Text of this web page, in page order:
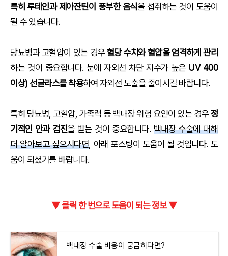
특히 루테인과 제아잔틴이 풍부한 음식을 섭취하는 것이 도움이
될 수 있습니다.
당뇨병과 고혈압이 있는 경우혈당 수치와 혈압을 엄격하게 관리
하는 것이 중요합니다. 눈에 자외선 차단 지수가 높은 UV 400
이상) 선글라스를 착용하여 자외선 노출을 줄이시길 바랍니다.
특히 당뇨병, 고혈압, 가족력 등 백내장 위험 요인이 있는 경우정
기적인 안과 검진을 받는 것이 중요합니다. 백내장 수술에 대해
더 알아보고 싶으시다면, 아래 포스팅이 도움이 될 것입니다. 도
움이 되셨기를 바랍니다.
▼ 클릭 한 번으로 도움이 되는 정보 ▼
백내장 수술 비용이 궁금하다면?